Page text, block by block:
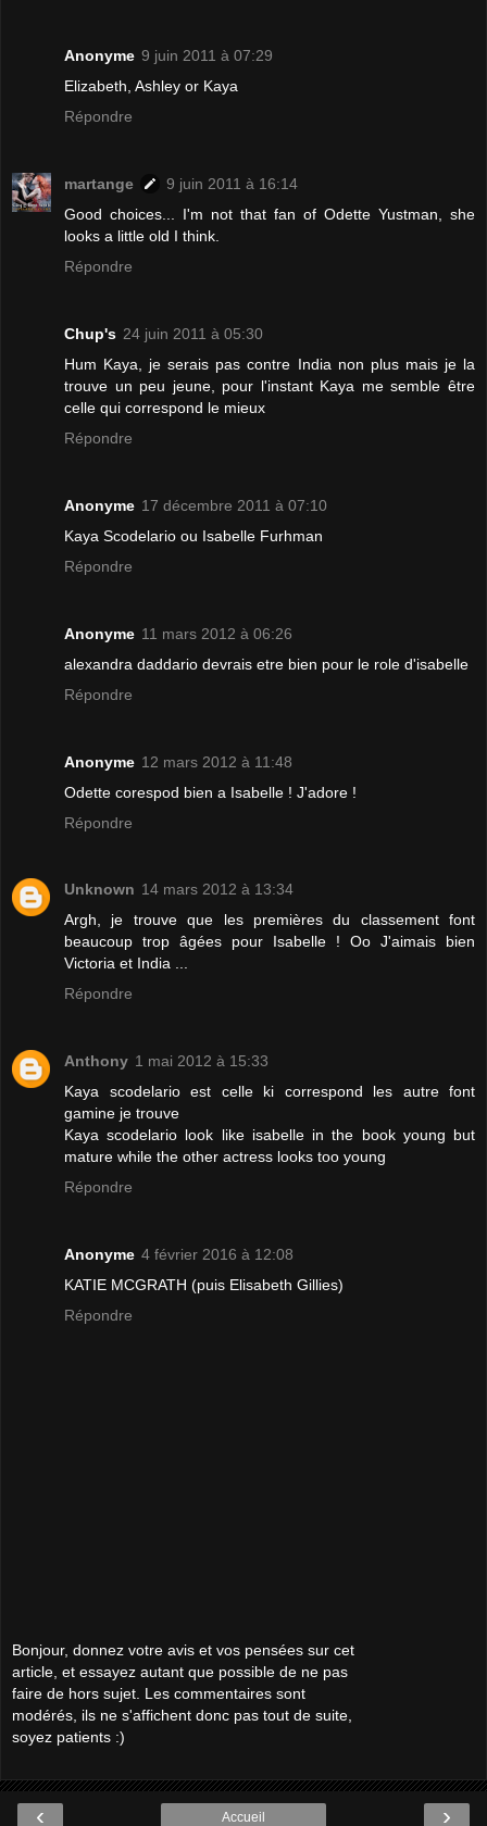
Anonyme 9 juin 2011 à 07:29
Elizabeth, Ashley or Kaya
Répondre
martange
9 juin 2011 à 16:14
Good choices... I'm not that fan of Odette Yustman, she
looks a little old I think.
Répondre
Chup's 24 juin 2011 à 05:30
Hum Kaya, je serais pas contre India non plus mais je la
trouve un peu jeune, pour l'instant Kaya me semble être
celle qui correspond le mieux
Répondre
Anonyme 17 décembre 2011 à 07:10
Kaya Scodelario ou Isabelle Furhman
Répondre
Anonyme 11 mars 2012 à 06:26
alexandra daddario devrais etre bien pour le role d'isabelle
Répondre
Anonyme 12 mars 2012 à 11:48
Odette corespod bien a Isabelle ! J'adore !
Répondre
Unknown 14 mars 2012 à 13:34
Argh, je trouve que les premières du classement font
beaucoup trop âgées pour Isabelle ! Oo J'aimais bien
Victoria et India ...
Répondre
Anthony 1 mai 2012 à 15:33
Kaya scodelario est celle ki correspond les autre font
gamine je trouve
Kaya scodelario look like isabelle in the book young but
mature while the other actress looks too young
Répondre
Anonyme 4 février 2016 à 12:08
KATIE MCGRATH (puis Elisabeth Gillies)
Répondre
Bonjour, donnez votre avis et vos pensées sur cet
article, et essayez autant que possible de ne pas
faire de hors sujet. Les commentaires sont
modérés, ils ne s'affichent donc pas tout de suite,
soyez patients :)
‹ ›
Accueil